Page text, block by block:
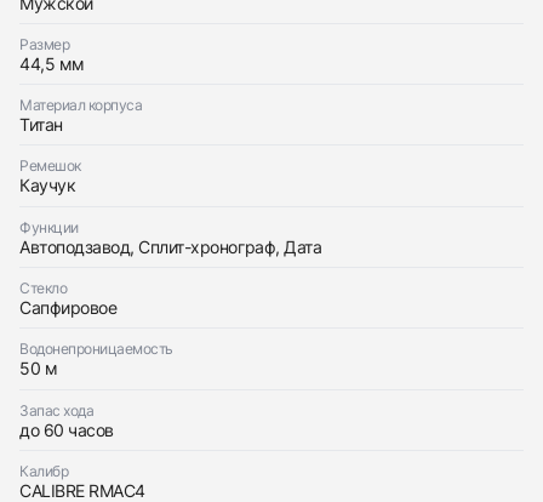
Размер
44,5 мм
Материал корпуса
Титан
Ремешок
Каучук
Функции
Автоподзавод, Сплит-хронограф, Дата
Стекло
Сапфировое
Водонепроницаемость
50 м
Запас хода
до 60 часов
Калибр
CALIBRE RMAC4
Заказать эти часы
Оставьте ваши контактные данные и мы свяжемся
с вами
Оставьте ваши контактные данные и мы свяжемся
Richard Mille
Приложите фото ваших часов…